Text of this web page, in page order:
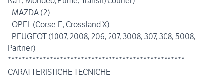
- MAZDA (2)
- OPEL (Corse-E, Crossland X)
- PEUGEOT (1007, 2008, 206, 207, 3008, 307, 308, 5008,
Partner)
***************************************************
CARATTERISTICHE TECNICHE: